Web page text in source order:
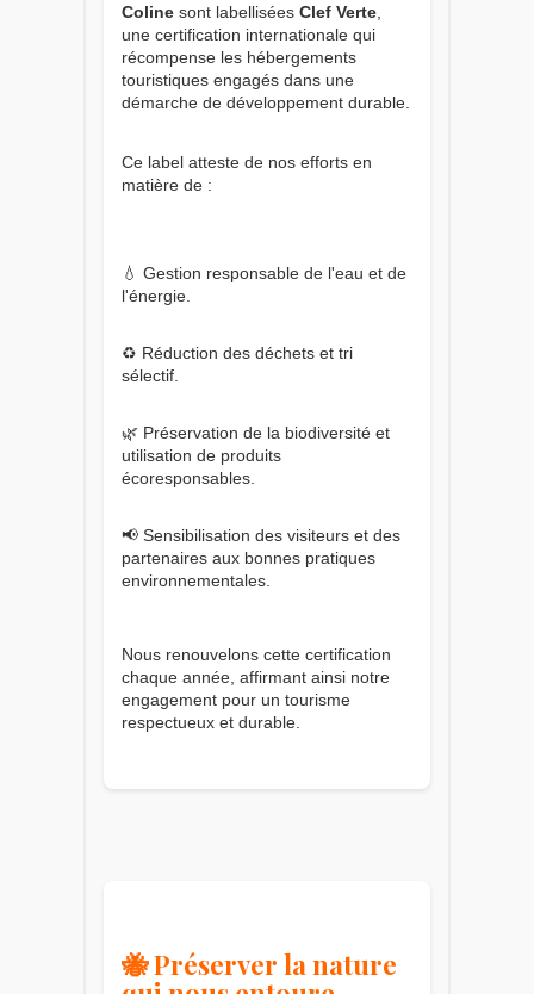
Coline sont labellisées Clef Verte
une certification internationale qui
récompense les hébergements
touristiques engagés dans une
démarche de développement durable.
Ce label atteste de nos efforts en
matière de :
💧 Gestion responsable de l'eau et de
l'énergie.
♻️ Réduction des déchets et tri
sélectif.
🌿 Préservation de la biodiversité et
utilisation de produits
écoresponsables.
📢 Sensibilisation des visiteurs et des
partenaires aux bonnes pratiques
environnementales.
Nous renouvelons cette certification
chaque année, affirmant ainsi notre
engagement pour un tourisme
respectueux et durable.
🐝 Préserver la nature